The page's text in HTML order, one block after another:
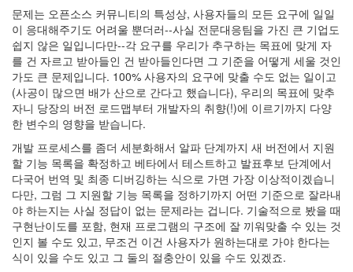
문제는 오픈소스 커뮤니티의 특성상, 사용자들의 모든 요구에 일일
이 응대해주기도 어려울 뿐더러--사실 전문대응팀을 가진 큰 기업도
쉽지 않은 일입니다만--각 요구를 우리가 추구하는 목표에 맞게 자
를 건 자르고 받아들인 건 받아들인다면 그 기준을 어떻게 세울 것인
가도 큰 문제입니다. 100% 사용자의 요구에 맞출 수도 없는 일이고
(사공이 많으면 배가 산으로 간다고 했습니다), 우리의 목표에 맞추
자니 당장의 버전 로드맵부터 개발자의 취향(!)에 이르기까지 다양
한 변수의 영향을 받습니다.
개발 프로세스를 좀더 세분화해서 알파 단계까지 새 버전에서 지원
할 기능 목록을 확정하고 베타에서 테스트하고 발표후보 단계에서
다국어 번역 및 최종 디버깅하는 식으로 가면 가장 이상적이겠습니
다만, 그럼 그 지원할 기능 목록을 정하기까지 어떤 기준으로 잘라내
야 하는지는 사실 정답이 없는 문제라는 겁니다. 기술적으로 봤을 때
구현난이도를 포함, 현재 프로그램의 구조에 잘 끼워맞출 수 있는 것
인지 볼 수도 있고, 무조건 이건 사용자가 원하는대로 가야 한다는
식이 있을 수도 있고 그 둘의 절충안이 있을 수도 있겠죠.
움
말
발
시
간
needlworks
족
기
념
품
데
베
이